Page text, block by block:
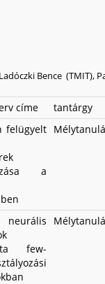
Bence (TMIT),
címe
tantárgy
felügyelt
a
few-